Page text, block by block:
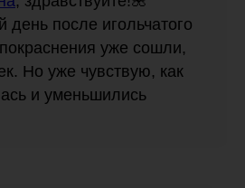
день после игольчатого
уже сошли,
Но уже чувствую, как
и уменьшились